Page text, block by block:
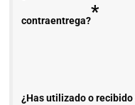
contraentrega?*
¿Has utilizado o